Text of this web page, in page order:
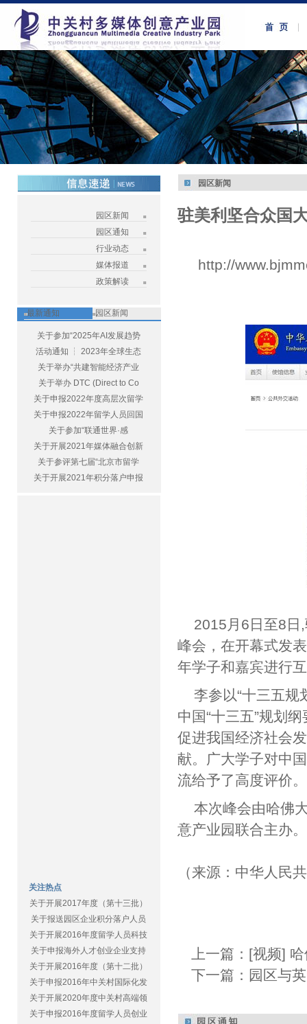
园区新闻
园区通知
行业动态
媒体报道
政策解读
最新通知 园区新闻
关于参加“2025年AI发展趋势
活动通知 ┆ 2023年全球生态
关于举办“共建智能经济产业
关于举办 DTC (Direct to Co
关于申报2022年度高层次留学
关于申报2022年留学人员回国
关于参加“联通世界·感
关于开展2021年媒体融合创新
关于参评第七届“北京市留学
关于开展2021年积分落户申报
关注热点
关于开展2017年度（第十三批）
关于报送园区企业积分落户人员
关于开展2016年度留学人员科技
关于申报海外人才创业企业支持
关于开展2016年度（第十二批）
关于申报2016年中关村国际化发
关于开展2020年度中关村高端领
关于申报2016年度留学人员创业
园区新闻
驻美利坚合众国
http://
2015月6日至8日
峰会，在开幕式发
年学子和嘉宾进行
李参以“十三五规
中国“十三五”规划
促进我国经济社会
献。广大学子对中
流给予了高度评价。
本次峰会由哈佛
意产业园联合主办。
（来源：中华人民
上一篇： [视频]
下一篇： 园区与